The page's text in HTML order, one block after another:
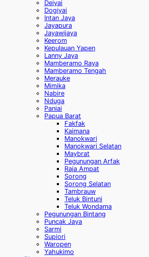
Deiyai
Dogiyai
Intan Jaya
Jayapura
Jayawijaya
Keerom
Kepulauan Yapen
Lanny Jaya
Mamberamo Raya
Mamberamo Tengah
Merauke
Mimika
Nabire
Nduga
Paniai
Papua Barat
Fakfak
Kaimana
Manokwari
Manokwari Selatan
Maybrat
Pegunungan Arfak
Raja Ampat
Sorong
Sorong Selatan
Tambrauw
Teluk Bintuni
Teluk Wondama
Pegunungan Bintang
Puncak Jaya
Sarmi
Supiori
Waropen
Yahukimo